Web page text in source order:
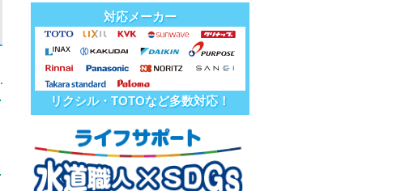
対応メーカー
リクシル・TOTOなど多数対応！